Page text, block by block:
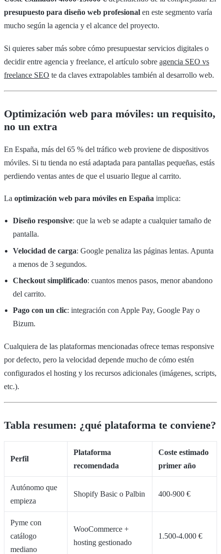
presupuesto para diseño web profesional en este segmento varía
mucho según la agencia y el alcance del proyecto.
Si quieres saber más sobre cómo presupuestar servicios digitales o
decidir entre agencia y freelance, el artículo sobre agencia SEO vs
freelance SEO te da claves extrapolables también al desarrollo web.
Optimización web para móviles: un requisito,
no un extra
En España, más del 65 % del tráfico web proviene de dispositivos
móviles. Si tu tienda no está adaptada para pantallas pequeñas, estás
perdiendo ventas antes de que el usuario llegue al carrito.
La optimización web para móviles en España implica:
Diseño responsive: que la web se adapte a cualquier tamaño de
pantalla.
Velocidad de carga: Google penaliza las páginas lentas. Apunta
a menos de 3 segundos.
Checkout simplificado: cuantos menos pasos, menor abandono
del carrito.
Pago con un clic: integración con Apple Pay, Google Pay o
Bizum.
Cualquiera de las plataformas mencionadas ofrece temas responsive
por defecto, pero la velocidad depende mucho de cómo estén
configurados el hosting y los recursos adicionales (imágenes, scripts,
etc.).
Tabla resumen: ¿qué plataforma te conviene?
Perfil
Plataforma
recomendada
Coste estimado
primer año
Autónomo que
empieza
Shopify Basic o Palbin 400-900 €
Pyme con
catálogo
mediano
WooCommerce +
hosting gestionado
1.500-4.000 €